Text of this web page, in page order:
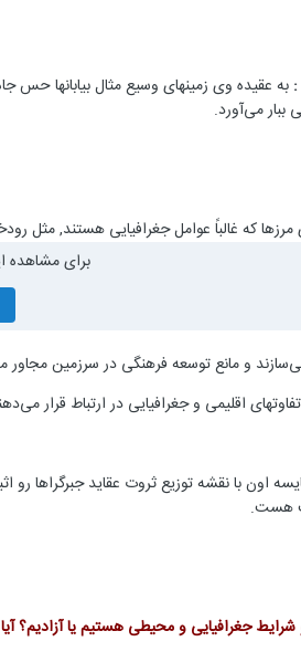
به عقیده وی زمینهای وسیع مثال بیابانها حس
ببار می‌آورد.
که غالباً عوامل جغرافیایی هستند, مثل
برای مشاهده
و مانع توسعه فرهنگی در سرزمین مجاور
اقلیمی و جغرافیایی در ارتباط قرار
اون با نقشه توزیع ثروت عقاید جبرگراها رو
هست.
و شرایط جغرافیایی و محیطی هستیم یا